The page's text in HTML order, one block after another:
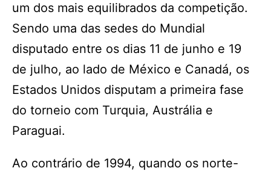
um dos mais equilibrados da competição.
Sendo uma das sedes do Mundial
disputado entre os dias 11 de junho e 19
de julho, ao lado de México e Canadá, os
Estados Unidos disputam a primeira fase
do torneio com Turquia, Austrália e
Paraguai.
Ao contrário de 1994, quando os norte-